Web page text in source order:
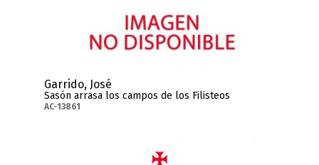
Garrido, José
Sasón arrasa los campos de los Filisteos
AC-13861